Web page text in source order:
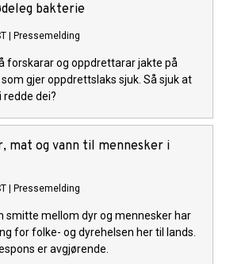
bakterie
Pressemelding
forskarar og oppdrettarar jakte på
gjer oppdrettslaks sjuk. Så sjuk at
redde dei?
mat og vann til mennesker i
Pressemelding
smitte mellom dyr og mennesker har
for folke- og dyrehelsen her til lands.
er avgjørende.